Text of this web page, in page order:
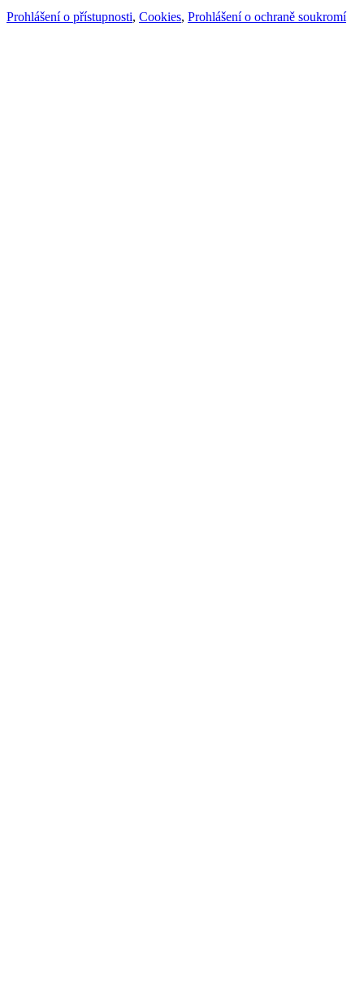
Prohlášení o přístupnosti, Cookies, Prohlášení o ochraně soukromí